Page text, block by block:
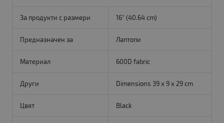
За продукти с размери 16" (40.64 cm)
Предназначен за Лаптопи
Материал 600D fabric
Други Dimensions 39 x 9 x 29 cm
Цвят Black